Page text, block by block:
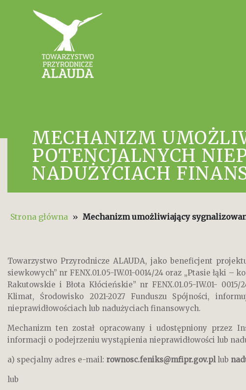
MECHANIZM
POTENCJALNYCH
NADUŻYCIACH
Strona główna » Mechanizm umożliwiający
Towarzystwo Przyrodnicze ALAUDA, jako beneficjent
siewkowych” nr FENX.01.05-IW.01-0014/24 oraz „Ptasie łąki
Rakutowskie i Błota Kłócieńskie” nr FENX.01.05-IW.01-
Klimat, Środowisko 2021-2027 Funduszu Spójności,
nieprawidłowościach lub nadużyciach finansowych.
Mechanizm ten został opracowany i udostępniony przez
informacji o podejrzeniu wystąpienia nieprawidłowości lub
a) specjalny adres e-mail: rownosc.feniks@mfipr.gov.pllub
lub